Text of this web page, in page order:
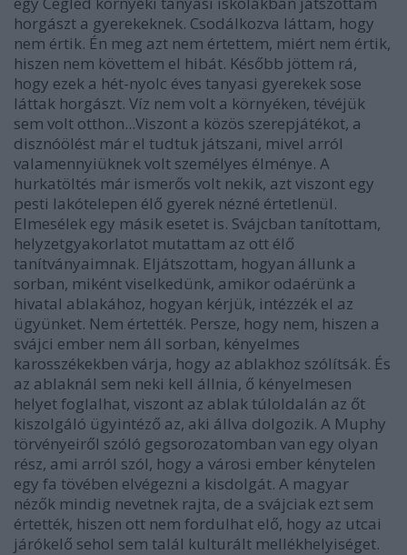
horgászt a gyerekeknek. Csodálkozva láttam, hogy
nem értik. Én meg azt nem értettem, miért nem értik,
hiszen nem követtem el hibát. Később jöttem rá,
hogy ezek a hét-nyolc éves tanyasi gyerekek sose
láttak horgászt. Víz nem volt a környéken, tévéjük
sem volt otthon...Viszont a közös szerepjátékot, a
disznóölést már el tudtuk játszani, mivel arról
valamennyiüknek volt személyes élménye. A
hurkatöltés már ismerős volt nekik, azt viszont egy
pesti lakótelepen élő gyerek nézné értetlenül.
Elmesélek egy másik esetet is. Svájcban tanítottam,
helyzetgyakorlatot mutattam az ott élő
tanítványaimnak. Eljátszottam, hogyan állunk a
sorban, miként viselkedünk, amikor odaérünk a
hivatal ablakához, hogyan kérjük, intézzék el az
ügyünket. Nem értették. Persze, hogy nem, hiszen a
svájci ember nem áll sorban, kényelmes
karosszékekben várja, hogy az ablakhoz szólítsák. És
az ablaknál sem neki kell állnia, ő kényelmesen
helyet foglalhat, viszont az ablak túloldalán az őt
kiszolgáló ügyintéző az, aki állva dolgozik. A Muphy
törvényeiről szóló gegsorozatomban van egy olyan
rész, ami arról szól, hogy a városi ember kénytelen
egy fa tövében elvégezni a kisdolgát. A magyar
nézők mindig nevetnek rajta, de a svájciak ezt sem
értették, hiszen ott nem fordulhat elő, hogy az utcai
járókelő sehol sem talál kulturált mellékhelyiséget.